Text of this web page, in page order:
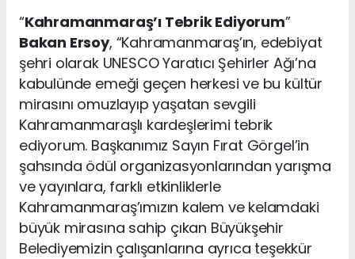
“Kahramanmaraş’ı Tebrik Ediyorum”
Bakan Ersoy, “Kahramanmaraş’ın, edebiyat
şehri olarak UNESCO Yaratıcı Şehirler Ağı’na
kabulünde emeği geçen herkesi ve bu kültür
mirasını omuzlayıp yaşatan sevgili
Kahramanmaraşlı kardeşlerimi tebrik
ediyorum. Başkanımız Sayın Fırat Görgel’in
şahsında ödül organizasyonlarından yarışma
ve yayınlara, farklı etkinliklerle
Kahramanmaraş’ımızın kalem ve kelamdaki
büyük mirasına sahip çıkan Büyükşehir
Belediyemizin çalışanlarına ayrıca teşekkür